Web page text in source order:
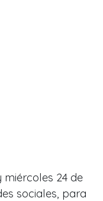
24 de
sociales, para